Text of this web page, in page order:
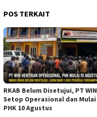
POS TERKAIT
RKAB Belum Disetujui, PT WIN
Setop Operasional dan Mulai
PHK 10 Agustus